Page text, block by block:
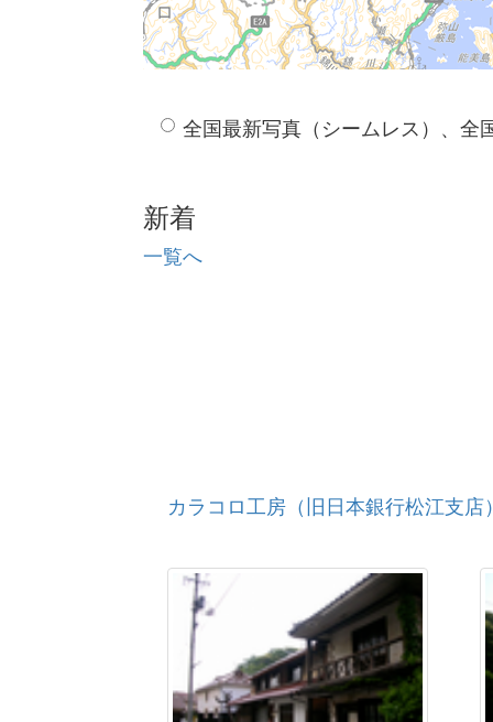
全国最新写真（シームレス）、全
新着
一覧へ
カラコロ工房（旧日本銀行松江支店